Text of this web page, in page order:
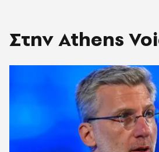
Στην Athens